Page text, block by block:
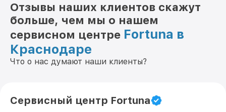
Отзывы наших клиентов скажут
больше, чем мы о нашем
сервисном центре Fortuna в
Краснодаре
Что о нас думают наши клиенты?
Сервисный центр Fortuna